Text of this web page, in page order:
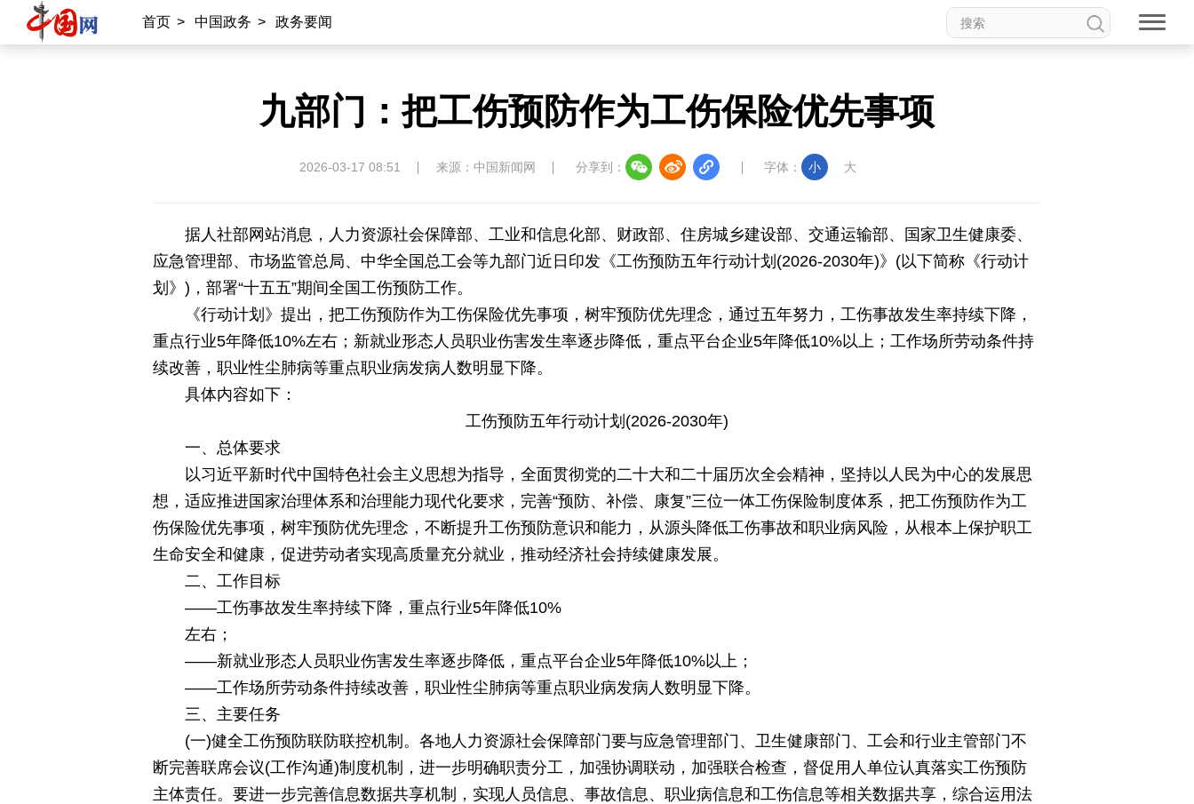
首页 > 中国政务 > 政务要闻
九部门：把工伤预防作为工伤保险优先事项
2026-03-17 08:51 来源：中国新闻网 分享到： 字体： 小 大
据人社部网站消息，人力资源社会保障部、工业和信息化部、财政部、住房城乡建设部、交通运输部、国家卫生健康委、
应急管理部、市场监管总局、中华全国总工会等九部门近日印发《工伤预防五年行动计划(2026-2030年)》(以下简称《行动计
划》)，部署“十五五”期间全国工伤预防工作。
《行动计划》提出，把工伤预防作为工伤保险优先事项，树牢预防优先理念，通过五年努力，工伤事故发生率持续下降，
重点行业5年降低10%左右；新就业形态人员职业伤害发生率逐步降低，重点平台企业5年降低10%以上；工作场所劳动条件持
续改善，职业性尘肺病等重点职业病发病人数明显下降。
具体内容如下：
工伤预防五年行动计划(2026-2030年)
一、总体要求
以习近平新时代中国特色社会主义思想为指导，全面贯彻党的二十大和二十届历次全会精神，坚持以人民为中心的发展思
想，适应推进国家治理体系和治理能力现代化要求，完善“预防、补偿、康复”三位一体工伤保险制度体系，把工伤预防作为工
伤保险优先事项，树牢预防优先理念，不断提升工伤预防意识和能力，从源头降低工伤事故和职业病风险，从根本上保护职工
生命安全和健康，促进劳动者实现高质量充分就业，推动经济社会持续健康发展。
二、工作目标
——工伤事故发生率持续下降，重点行业5年降低10%
左右；
——新就业形态人员职业伤害发生率逐步降低，重点平台企业5年降低10%以上；
——工作场所劳动条件持续改善，职业性尘肺病等重点职业病发病人数明显下降。
三、主要任务
(一)健全工伤预防联防联控机制。各地人力资源社会保障部门要与应急管理部门、卫生健康部门、工会和行业主管部门不
断完善联席会议(工作沟通)制度机制，进一步明确职责分工，加强协调联动，加强联合检查，督促用人单位认真落实工伤预防
主体责任。要进一步完善信息数据共享机制，实现人员信息、事故信息、职业病信息和工伤信息等相关数据共享，综合运用法